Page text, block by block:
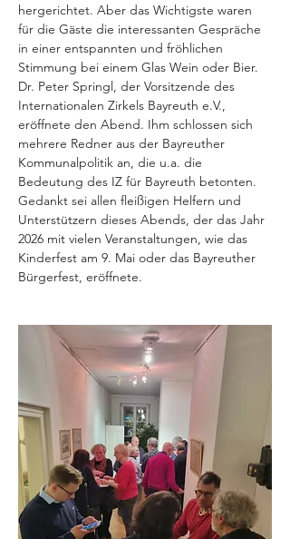
hergerichtet. Aber das Wichtigste waren
für die Gäste die interessanten Gespräche
in einer entspannten und fröhlichen
Stimmung bei einem Glas Wein oder Bier.
Dr. Peter Springl, der Vorsitzende des
Internationalen Zirkels Bayreuth e.V.,
eröffnete den Abend. Ihm schlossen sich
mehrere Redner aus der Bayreuther
Kommunalpolitik an, die u.a. die
Bedeutung des IZ für Bayreuth betonten.
Gedankt sei allen fleißigen Helfern und
Unterstützern dieses Abends, der das Jahr
2026 mit vielen Veranstaltungen, wie das
Kinderfest am 9. Mai oder das Bayreuther
Bürgerfest, eröffnete.